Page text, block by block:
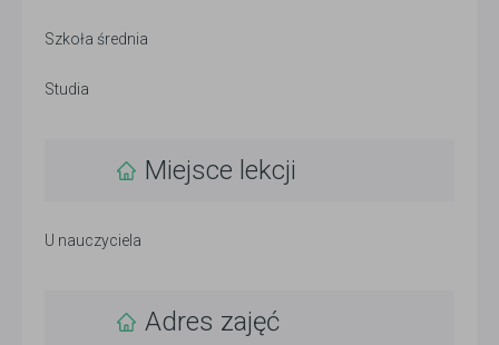
Szkoła średnia
Studia
Miejsce lekcji
U nauczyciela
Adres zajęć